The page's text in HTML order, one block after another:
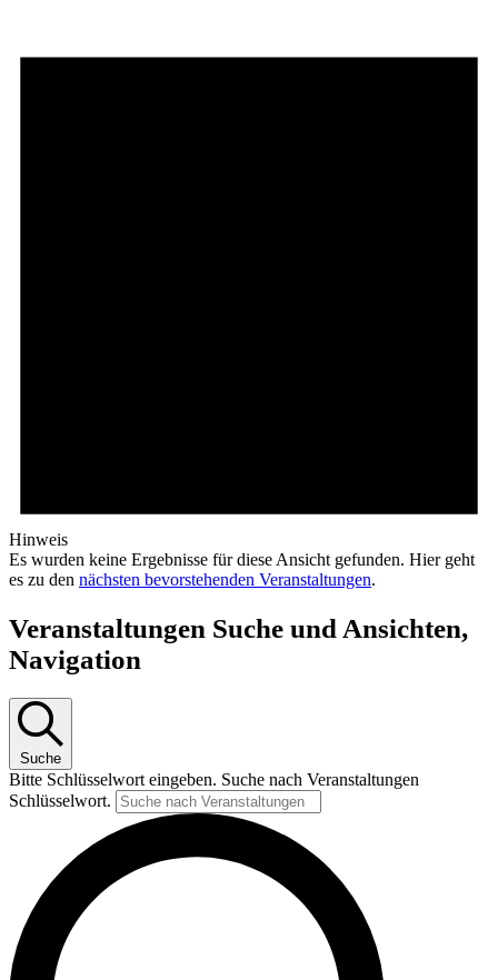
Hinweis
Es wurden keine Ergebnisse für diese Ansicht gefunden. Hier geht
es zu den nächsten bevorstehenden Veranstaltungen.
Veranstaltungen Suche und Ansichten,
Navigation
Suche
Bitte Schlüsselwort eingeben. Suche nach Veranstaltungen
Schlüsselwort.